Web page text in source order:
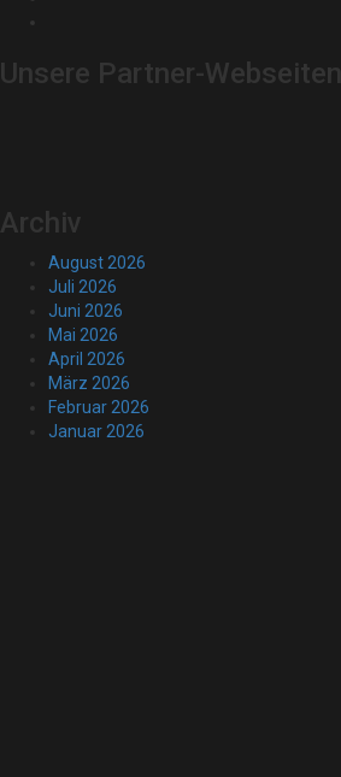
Unsere Partner-Webseiten
Archiv
August 2026
Juli 2026
Juni 2026
Mai 2026
April 2026
März 2026
Februar 2026
Januar 2026